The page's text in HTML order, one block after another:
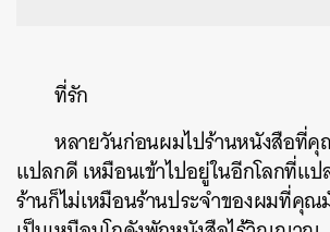
ที่รัก
หลายวันก่อนผมไปร้านหนังสือที่คุ
แปลกดี เหมือนเข้าไปอยู่ในอีกโลกที่แ
ร้านก็ไม่เหมือนร้านประจำของผมที่คุ